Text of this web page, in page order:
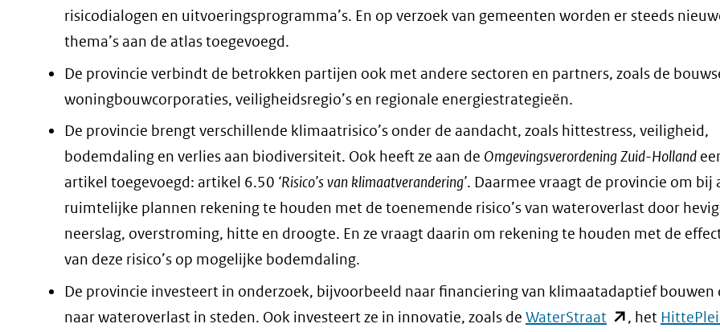
website)
in
nieuw
venster)
(verwijst
andere
website)
risicodialogen en uitvoeringsprogramma’s. En op verzoek van gemeenten worden er steeds
thema’s aan de atlas toegevoegd.
De provincie verbindt de betrokken partijen ook met andere sectoren en partners, zoals de
woningbouwcorporaties, veiligheidsregio’s en regionale energiestrategieën.
De provincie brengt verschillende klimaatrisico’s onder de aandacht, zoals hittestress, veiligheid,
bodemdaling en verlies aan biodiversiteit. Ook heeft ze aan de Omgevingsverordening Zuid-Holland
artikel toegevoegd: artikel 6.50 ‘Risico’s van klimaatverandering’. Daarmee vraagt de provincie om bij
ruimtelijke plannen rekening te houden met de toenemende risico’s van wateroverlast door
neerslag, overstroming, hitte en droogte. En ze vraagt daarin om rekening te houden met de
van deze risico’s op mogelijke bodemdaling.
De provincie investeert in onderzoek, bijvoorbeeld naar financiering van klimaatadaptief bouwen
naar wateroverlast in steden. Ook investeert ze in innovatie, zoals de WaterStraat (opent
, het